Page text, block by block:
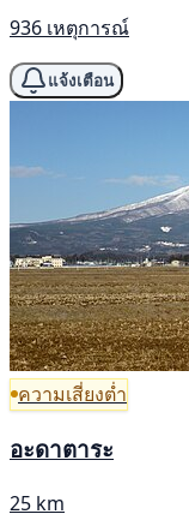
936 เหตุการณ์
แจ้งเตือน
ความเสี่ยงต่ำ
อะดาตาระ
25 km